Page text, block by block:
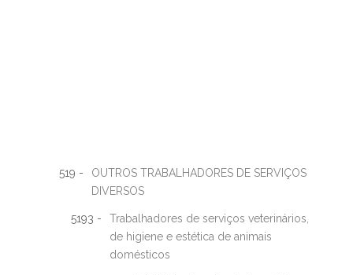
519 -
OUTROS TRABALHADORES DE SERVIÇOS
DIVERSOS
5193 -
Trabalhadores de serviços veterinários,
de higiene e estética de animais
domésticos